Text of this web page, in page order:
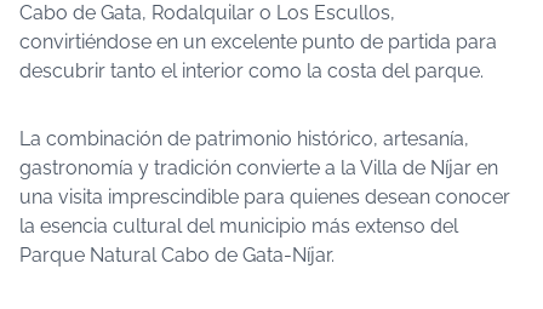
Cabo de Gata, Rodalquilar o Los Escullos,
convirtiéndose en un excelente punto de partida para
descubrir tanto el interior como la costa del parque.
La combinación de patrimonio histórico, artesanía,
gastronomía y tradición convierte a la Villa de Níjar en
una visita imprescindible para quienes desean conocer
la esencia cultural del municipio más extenso del
Parque Natural Cabo de Gata-Níjar.